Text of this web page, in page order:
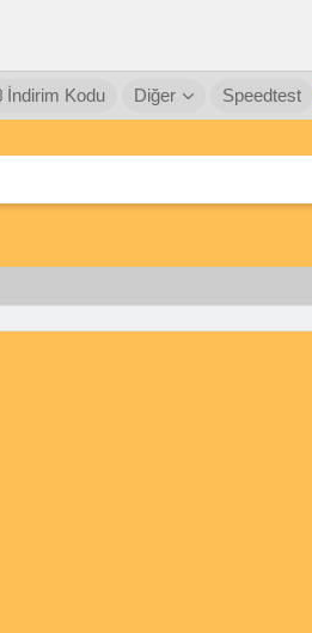
İndirim Kodu Diğer Speedtest